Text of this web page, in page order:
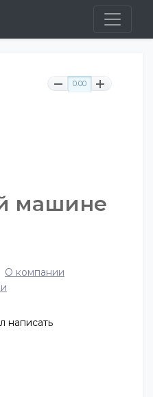
0.00
машине
О компании
написать